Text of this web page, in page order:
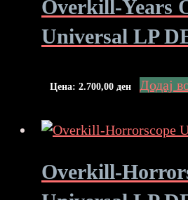
Overkill-Years
Universal LP
Цена: 2.700,00 ден Додај
Overkill-